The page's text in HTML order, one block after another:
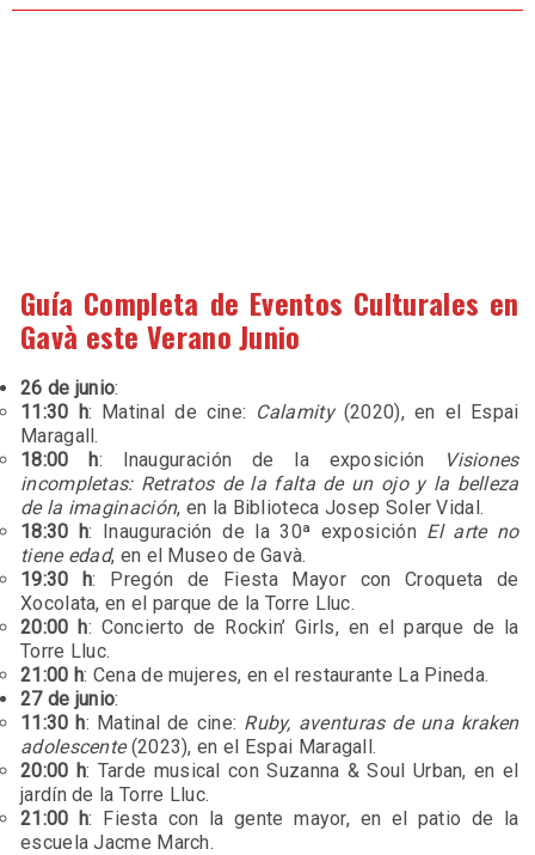
Guía Completa de Eventos Culturales en
Gavà este Verano Junio
26 de junio:
11:30 h: Matinal de cine: Calamity(2020), en el Espai
Maragall.
18:00 h: Inauguración de la exposición
Visiones
incompletas: Retratos de la falta de un ojo y la belleza
de la imaginación, en la Biblioteca Josep Soler Vidal.
18:30 h: Inauguración de la 30ª exposición El arte no
tiene edad, en el Museo de Gavà.
19:30 h: Pregón de Fiesta Mayor con Croqueta de
Xocolata, en el parque de la Torre Lluc.
20:00 h: Concierto de Rockin’ Girls, en el parque de la
Torre Lluc.
21:00 h: Cena de mujeres, en el restaurante La Pineda.
27 de junio:
11:30 h: Matinal de cine: Ruby, aventuras de una kraken
adolescente(2023), en el Espai Maragall.
20:00 h: Tarde musical con Suzanna & Soul Urban, en el
jardín de la Torre Lluc.
21:00 h: Fiesta con la gente mayor, en el patio de la
escuela Jacme March.